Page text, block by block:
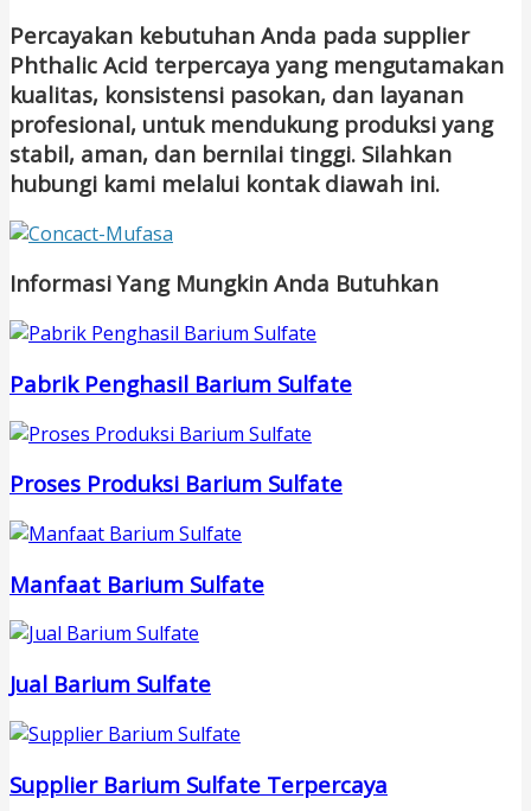
Percayakan kebutuhan Anda pada supplier
Phthalic Acid terpercaya yang mengutamakan
kualitas, konsistensi pasokan, dan layanan
profesional, untuk mendukung produksi yang
stabil, aman, dan bernilai tinggi. Silahkan
hubungi kami melalui kontak diawah ini.
Informasi Yang Mungkin Anda Butuhkan
Pabrik Penghasil Barium Sulfate
Proses Produksi Barium Sulfate
Manfaat Barium Sulfate
Jual Barium Sulfate
Supplier Barium Sulfate Terpercaya